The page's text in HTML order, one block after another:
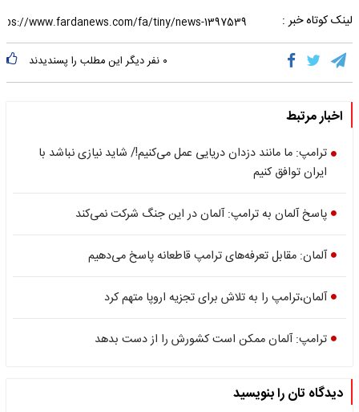
لینک کوتاه خبر :
۰ نفر دیگر این مطلب را پسندیدند
اخبار مرتبط
ترامپ: ما مانند دزدان دریایی عمل می‌کنیم!/ شاید نیازی نباشد با
ایران توافق کنیم
پاسخ آلمان به ترامپ: آلمان در این جنگ شرکت نمی‌کند
آلمان: مقابل تعرفه‌های ترامپ قاطعانه پاسخ می‌دهیم
آلمان،ترامپ را به تلاش برای تجزیه اروپا متهم کرد
ترامپ: آلمان ممکن است کشورش را از دست بدهد
دیدگاه تان را بنویسید